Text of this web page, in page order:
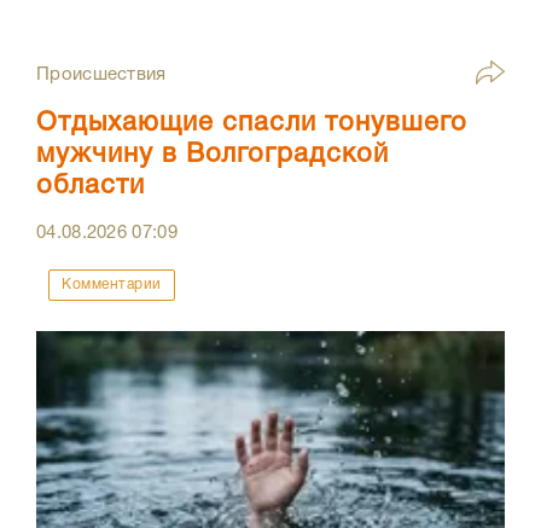
Происшествия
Отдыхающие спасли тонувшего
мужчину в Волгоградской
области
04.08.202607:09
Комментарии